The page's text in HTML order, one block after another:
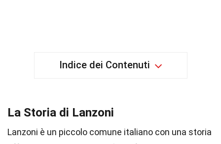
Indice dei Contenuti
La Storia di Lanzoni
Lanzoni è un piccolo comune italiano con una storia